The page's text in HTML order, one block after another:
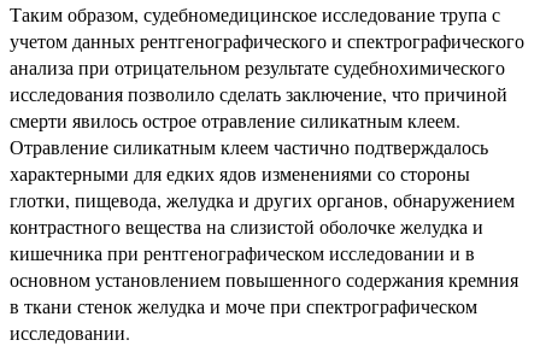
Таким образом, судебномедицинское исследование трупа с
учетом данных рентгенографического и спектрографического
анализа при отрицательном результате судебнохимического
исследования позволило сделать заключение, что причиной
смерти явилось острое отравление силикатным клеем.
Отравление силикатным клеем частично подтверждалось
характерными для едких ядов изменениями со стороны
глотки, пищевода, желудка и других органов, обнаружением
контрастного вещества на слизистой оболочке желудка и
кишечника при рентгенографическом исследовании и в
основном установлением повышенного содержания кремния
в ткани стенок желудка и моче при спектрографическом
исследовании.